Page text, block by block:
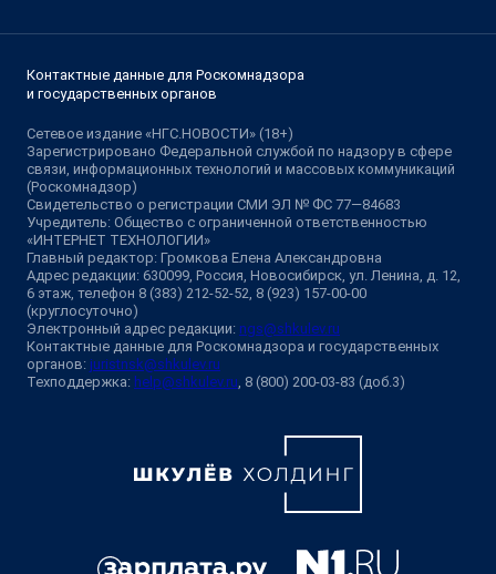
Контактные данные для Роскомнадзора
и государственных органов
Сетевое издание «НГС.НОВОСТИ» (18+)
Зарегистрировано Федеральной службой по надзору в сфере
связи, информационных технологий и массовых коммуникаций
(Роскомнадзор)
Свидетельство о регистрации СМИ ЭЛ № ФС 77—84683
Учредитель: Общество с ограниченной ответственностью
«ИНТЕРНЕТ ТЕХНОЛОГИИ»
Главный редактор: Громкова Елена Александровна
Адрес редакции: 630099, Россия, Новосибирск, ул. Ленина, д. 12,
6 этаж, телефон 8 (383) 212-52-52, 8 (923) 157-00-00
(круглосуточно)
Электронный адрес редакции: ngs@shkulev.ru
Контактные данные для Роскомнадзора и государственных
органов: juristnsk@shkulev.ru
Техподдержка: help@shkulev.ru, 8 (800) 200-03-83 (доб.3)